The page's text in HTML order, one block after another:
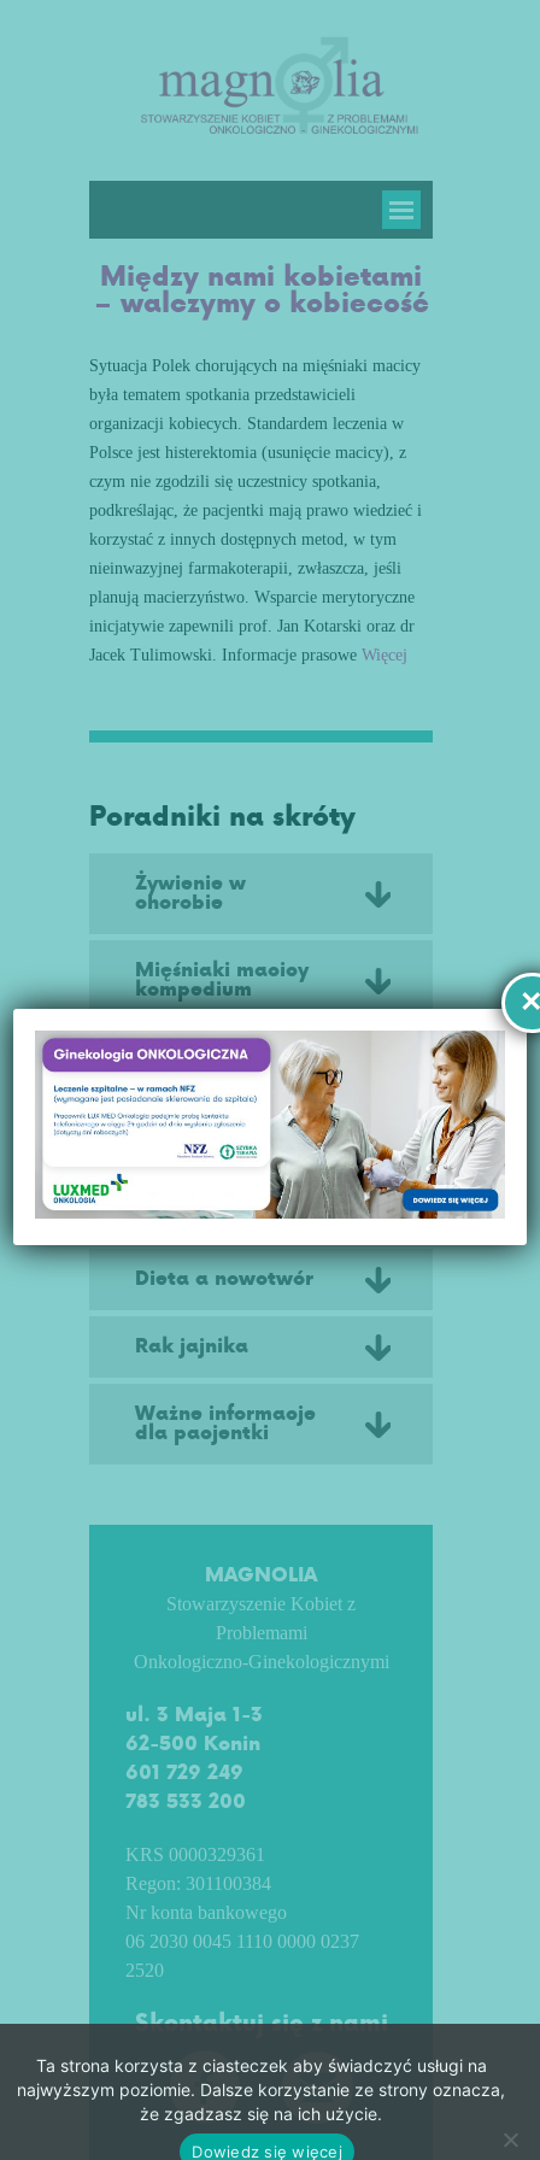
Między nami kobietami
– walczymy o kobiecość
Sytuacja Polek chorujących na mięśniaki macicy
była tematem spotkania przedstawicieli
organizacji kobiecych. Standardem leczenia w
Polsce jest histerektomia (usunięcie macicy), z
czym nie zgodzili się uczestnicy spotkania,
podkreślając, że pacjentki mają prawo wiedzieć i
korzystać z innych dostępnych metod, w tym
nieinwazyjnej farmakoterapii, zwłaszcza, jeśli
planują macierzyństwo. Wsparcie merytoryczne
inicjatywie zapewnili prof. Jan Kotarski oraz dr
Jacek Tulimowski. Informacje prasowe Więcej
Poradniki na skróty
Żywienie w
chorobie
Mięśniaki macicy
kompedium
Poradnik dla kobiet
z nowotworem
Rak szyjki macicy
Chemioterapia
Dieta a nowotwór
Rak jajnika
Ważne informacje
dla pacjentki
MAGNOLIA
Stowarzyszenie Kobiet z
Problemami
Onkologiczno-Ginekologicznymi
ul. 3 Maja 1-3
62-500 Konin
601 729 249
783 533 200
KRS 0000329361
Regon: 301100384
Nr konta bankowego
06 2030 0045 1110 0000 0237
2520
Skontaktuj się z nami
Ta strona korzysta z ciasteczek aby świadczyć usługi na
najwyższym poziomie. Dalsze korzystanie ze strony oznacza,
że zgadzasz się na ich użycie.
Dowiedz się więcej